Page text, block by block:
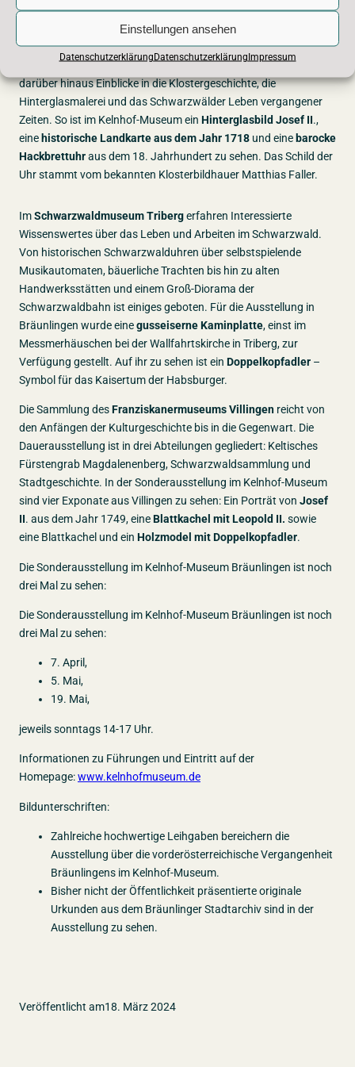
Einstellungen ansehen
DatenschutzerklärungDatenschutzerklärungImpressum
DasKloster Museum St. Märgenist bekannt für seine vielfältige
Ausstellung zur Schwarzwälder Uhrengeschichte. Es bietet
darüber hinaus Einblicke in die Klostergeschichte, die
Hinterglasmalerei und das Schwarzwälder Leben vergangener
Zeiten. So ist im Kelnhof-Museum ein Hinterglasbild Josef II.,
eine historische Landkarte aus dem Jahr 1718 und eine barocke
Hackbrettuhraus dem 18. Jahrhundert zu sehen. Das Schild der
Uhr stammt vom bekannten Klosterbildhauer Matthias Faller.
ImSchwarzwaldmuseum Tribergerfahren Interessierte
Wissenswertes über das Leben und Arbeiten im Schwarzwald.
Von historischen Schwarzwalduhren über selbstspielende
Musikautomaten, bäuerliche Trachten bis hin zu alten
Handwerksstätten und einem Groß-Diorama der
Schwarzwaldbahn ist einiges geboten. Für die Ausstellung in
Bräunlingen wurde einegusseiserne Kaminplatte, einst im
Messmerhäuschen bei der Wallfahrtskirche in Triberg, zur
Verfügung gestellt. Auf ihr zu sehen ist ein Doppelkopfadler –
Symbol für das Kaisertum der Habsburger.
Die Sammlung desFranziskanermuseums Villingen reicht von
den Anfängen der Kulturgeschichte bis in die Gegenwart. Die
Dauerausstellung ist in drei Abteilungen gegliedert: Keltisches
Fürstengrab Magdalenenberg, Schwarzwaldsammlung und
Stadtgeschichte. In der Sonderausstellung im Kelnhof-Museum
sind vier Exponate aus Villingen zu sehen: Ein Porträt von Josef
II. aus dem Jahr 1749, eineBlattkachel mit Leopold II. sowie
eine Blattkachel und ein Holzmodel mit Doppelkopfadler.
Die Sonderausstellung im Kelnhof-Museum Bräunlingen ist noch
drei Mal zu sehen:
Die Sonderausstellung im Kelnhof-Museum Bräunlingen ist noch
drei Mal zu sehen:
7. April,
5. Mai,
19. Mai,
jeweils sonntags 14-17 Uhr.
Informationen zu Führungen und Eintritt auf der
Homepage:www.kelnhofmuseum.de
Bildunterschriften:
Zahlreiche hochwertige Leihgaben bereichern die
Ausstellung über die vorderösterreichische Vergangenheit
Bräunlingens im Kelnhof-Museum.
Bisher nicht der Öffentlichkeit präsentierte originale
Urkunden aus dem Bräunlinger Stadtarchiv sind in der
Ausstellung zu sehen.
Veröffentlicht am18. März 2024